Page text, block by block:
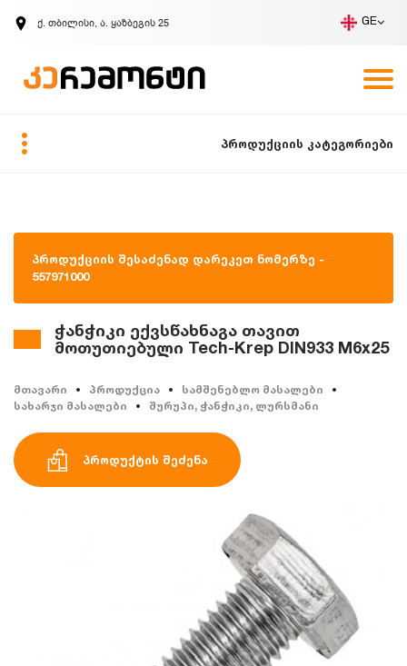
ქ. თბილისი, ა. ყაზბეგის 25 GE
ზარის მოთხოვნა
პროდუქციის კატეგორიები
პროდუქციის შესაძენად დარეკეთ ნომერზე -
557971000
ჭანჭიკი ექვსწახნაგა თავით
მოთუთიებული Tech-Krep DIN933 M6x25
მთავარი პროდუქცია
სამშენებლო მასალები
სახარჯი მასალები
შურუპი, ჭანჭიკი, ლურსმანი
პროდუქტის შეძენა